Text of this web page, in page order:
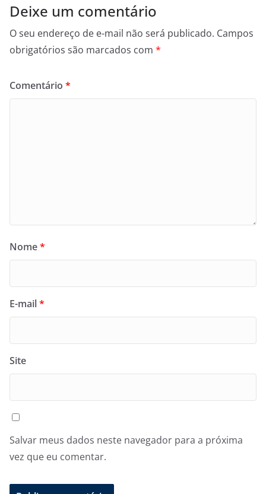
Deixe um comentário
O seu endereço de e-mail não será publicado. Campos
obrigatórios são marcados com *
Comentário *
Nome*
E-mail*
Site
Salvar meus dados neste navegador para a próxima
vez que eu comentar.